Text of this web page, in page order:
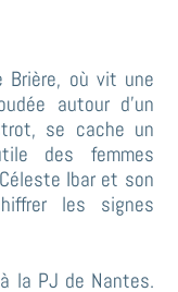
autour d’un
se cache un
des femmes
Ibar et son
les signes
la PJ de Nantes.